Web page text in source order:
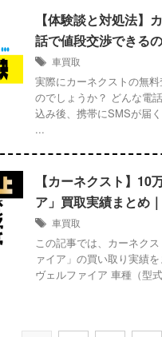
【体験談と対処法】
話で値段交渉できる
車買取
実際にカーネクストの無
のでしょうか？ どんな電
込み後、携帯にSMSが届
...
【カーネクスト】10
ア」買取実績まとめ
車買取
この記事では、カーネク
ァイア」の買い取り実績
ヴェルファイア 車種（型